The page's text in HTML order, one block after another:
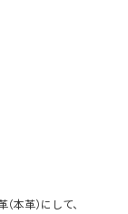
本革）にして、